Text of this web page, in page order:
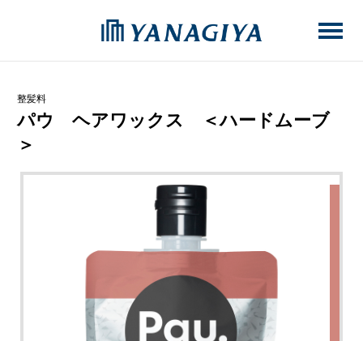
整髪料
パウ ヘアワックス ＜ハードムーブ
＞